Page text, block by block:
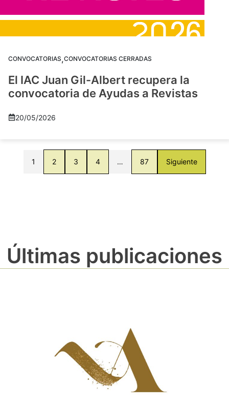
CONVOCATORIAS,CONVOCATORIAS CERRADAS
El IAC Juan Gil-Albert recupera la
convocatoria de Ayudas a Revistas
20/05/2026
1 2 3 4 … 87 Siguiente
Últimas publicaciones